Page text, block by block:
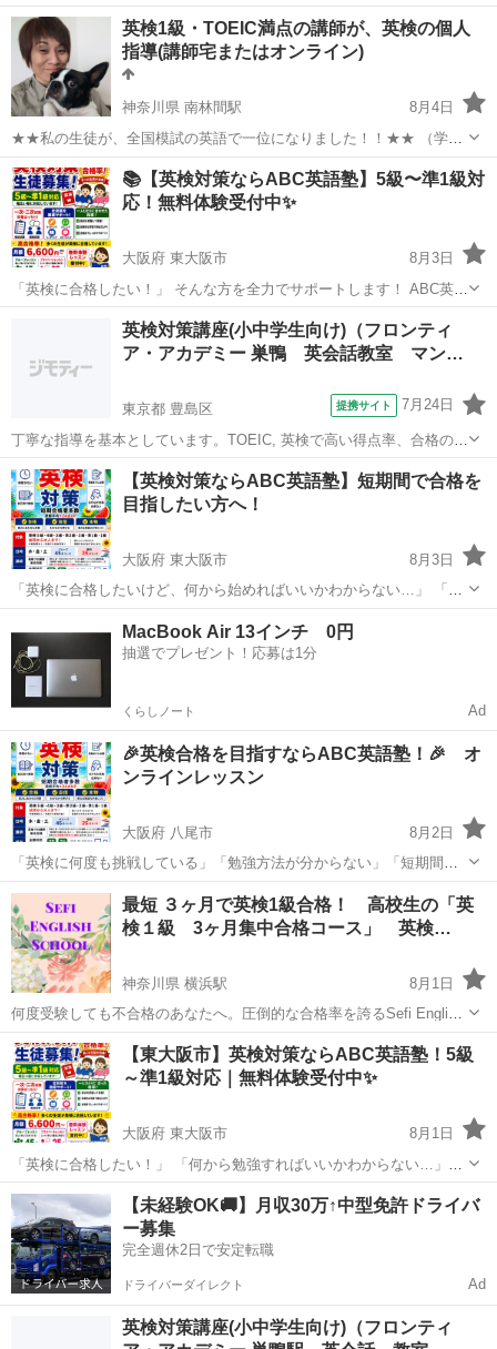
方を対象に、英語の個別指導を行っております。 🏠場所🏠 那覇市、
糸満市、豊見城市、南風原町、八重瀬町の カフェや公共施設等 (その
他ご相談に応じます。) ...
沖縄 那覇市 英検 英文法
英検1級・TOEIC満点の講師が、英検の個人
指導(講師宅またはオンライン)
神奈川県 南林間駅
8月4日
★★私の生徒が、全国模試の英語で一位になりました！！★★ （学校
の勉強対策は一切しなかったので、本当の英語を理解させた結果の快
挙です！） ＊TOEIC対策（TOEIC450点以上限定）をご希望の方はこ
ちら...
神奈川 大和市 南林間駅 英検 1級
📚【英検対策ならABC英語塾】5級〜準1級対
応！無料体験受付中✨
大阪府 東大阪市
8月3日
「英検に合格したい！」 そんな方を全力でサポートします！ ABC英語
塾では、一人ひとりのレベルや目標に合わせた英検対策を行っていま
す。 ✅ 英検5級〜準1級対応 ✅ 一次試験・二次試験（面接）対策 ✅ ラ
東大阪市 英検 1級
英検対策講座(小中学生向け)（フロンティ
ア・アカデミー 巣鴨 英会話教室 マン…
東京都 豊島区 提携サイト 7月24日
丁寧な指導を基本としています。TOEIC, 英検で高い得点率、合格の実
績を出しています。 英検、TOEICは受験の際に加点となるケースが多
く、非常に有利です。授業はプライベートレッスンです。
東京 豊島区 英検
【英検対策ならABC英語塾】短期間で合格を
目指したい方へ！
大阪府 東大阪市
8月3日
「英検に合格したいけど、何から始めればいいかわからない…」 「自
己流ではなかなか点数が伸びない…」 そんな方は、ぜひABC英語塾に
お任せください！ 📚 英検5級～1級まで対応！ 幼児から大人まで、一
人ひとりのレベルや...
MacBook Air 13インチ 0円
抽選でプレゼント！応募は1分
くらしノート Ad
🎉英検合格を目指すならABC英語塾！🎉 オ
ンラインレッスン
大阪府 八尾市
8月2日
「英検に何度も挑戦している」「勉強方法が分からない」「短期間で
合格したい」そんな方を全力でサポートします！ ABC英語塾では、英
検5級～1級まで対応。幼児から大人まで、一人ひとりのレベルや目標
に合わせたオーダーメイドレッス...
大阪 八尾市 1級
最短 ３ヶ月で英検1級合格！ 高校生の「英
検１級 3ヶ月集中合格コース」 英検…
神奈川県 横浜駅
8月1日
何度受験しても不合格のあなたへ。圧倒的な合格率を誇るSefi English
Schoolのの英検専門講師が質の高い授業で、生徒の得意なスキルと弱
点を分析し、合格へと導きます❗️ 少しのコツと正しい勉強法で、１級合
格の...
神奈川 横浜市 横浜駅 英検 1級
【東大阪市】英検対策ならABC英語塾！5級
～準1級対応｜無料体験受付中✨
大阪府 東大阪市
8月1日
「英検に合格したい！」 「何から勉強すればいいかわからない…」
「一次試験も面接も対策したい！」 そんな方はぜひABC英語塾へ！ 📚
英検5級～準1級まで対応！ 小学生・中学生・高校生・大学生・社会人
まで幅広く指導...
大阪 東大阪市 英検
【未経験OK🚚】月収30万↑中型免許ドライバ
ー募集
完全週休2日で安定転職
ドライバーダイレクト Ad
英検対策講座(小中学生向け)（フロンティ